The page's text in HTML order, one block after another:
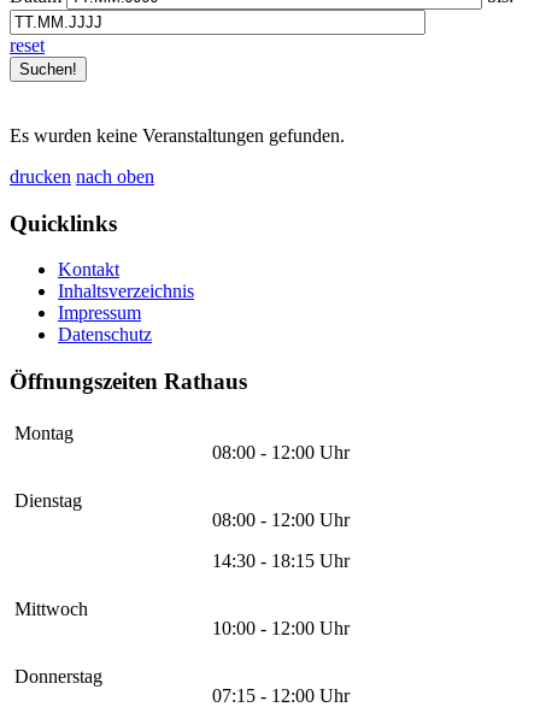
reset
Es wurden keine Veranstaltungen gefunden.
drucken nach oben
Quicklinks
Kontakt
Inhaltsverzeichnis
Impressum
Datenschutz
Öffnungszeiten Rathaus
Montag
08:00 - 12:00 Uhr
Dienstag
08:00 - 12:00 Uhr
14:30 - 18:15 Uhr
Mittwoch
10:00 - 12:00 Uhr
Donnerstag
07:15 - 12:00 Uhr